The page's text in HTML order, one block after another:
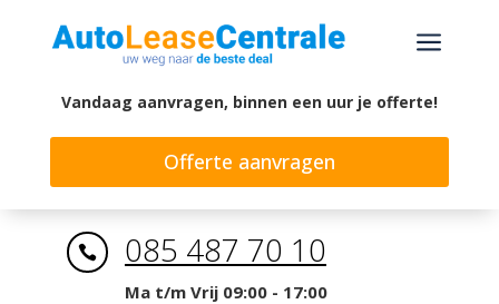
a
Vandaag aanvragen, binnen een uur je offerte!
Offerte aanvragen
 085 487 70 10
Ma t/m Vrij 09:00 - 17:00